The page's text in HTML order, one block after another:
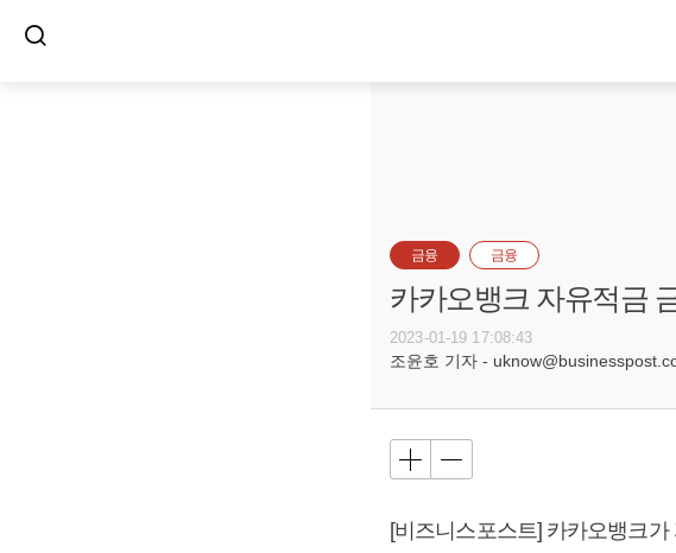
금융 금융
카카오뱅크 자유적금
2023-01-19 17:08:43
조윤호 기자 -
[비즈니스포스트] 카카오뱅크